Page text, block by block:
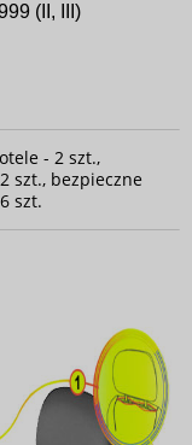
(II, III)
- 2 szt.,
szt., bezpieczne
szt.